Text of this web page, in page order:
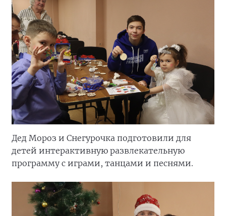
Дед Мороз и Снегурочка подготовили для
детей интерактивную развлекательную
программу с играми, танцами и песнями.